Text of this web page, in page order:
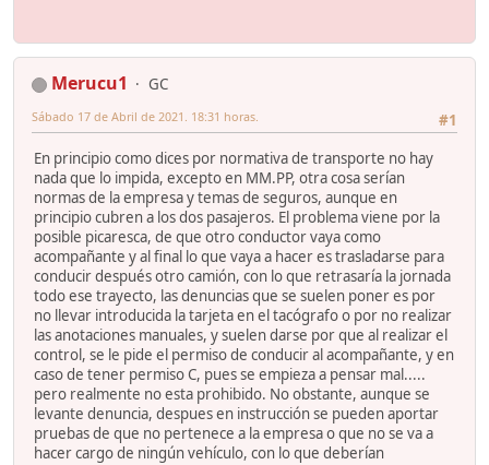
Merucu1
GC
#1
Sábado 17 de Abril de 2021. 18:31 horas.
En principio como dices por normativa de transporte no hay
nada que lo impida, excepto en MM.PP, otra cosa serían
normas de la empresa y temas de seguros, aunque en
principio cubren a los dos pasajeros. El problema viene por la
posible picaresca, de que otro conductor vaya como
acompañante y al final lo que vaya a hacer es trasladarse para
conducir después otro camión, con lo que retrasaría la jornada
todo ese trayecto, las denuncias que se suelen poner es por
no llevar introducida la tarjeta en el tacógrafo o por no realizar
las anotaciones manuales, y suelen darse por que al realizar el
control, se le pide el permiso de conducir al acompañante, y en
caso de tener permiso C, pues se empieza a pensar mal.....
pero realmente no esta prohibido. No obstante, aunque se
levante denuncia, despues en instrucción se pueden aportar
pruebas de que no pertenece a la empresa o que no se va a
hacer cargo de ningún vehículo, con lo que deberían